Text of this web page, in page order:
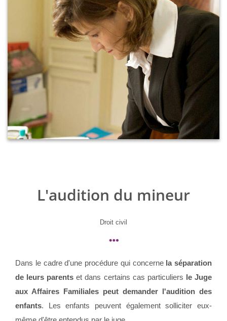
L'audition du mineur
Droit civil
Dans le cadre d'une procédure qui concerne la séparation
de leurs parents et dans certains cas particuliers le Juge
aux Affaires Familiales peut demander l'audition des
enfants. Les enfants peuvent également solliciter eux-